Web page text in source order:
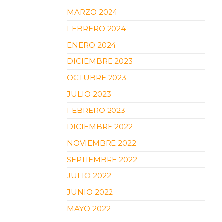
MARZO 2024
FEBRERO 2024
ENERO 2024
DICIEMBRE 2023
OCTUBRE 2023
JULIO 2023
FEBRERO 2023
DICIEMBRE 2022
NOVIEMBRE 2022
SEPTIEMBRE 2022
JULIO 2022
JUNIO 2022
MAYO 2022